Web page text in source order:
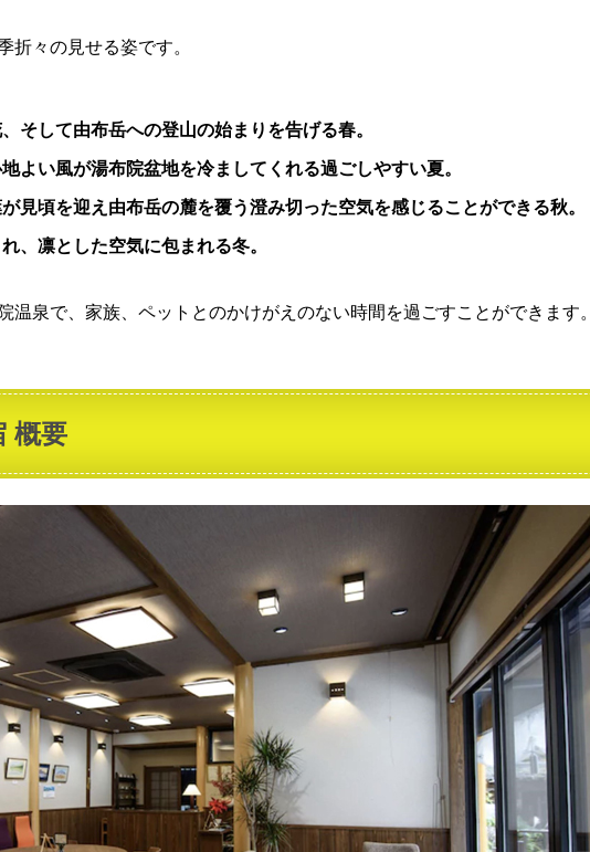
折々の見せる姿です。
そして由布岳への登山の始まりを告げる春。
よい風が湯布院盆地を冷ましてくれる過ごしやすい夏。
見頃を迎え由布岳の麓を覆う澄み切った空気を感じることができる秋。
、凛とした空気に包まれる冬。
温泉で、家族、ペットとのかけがえのない時間を過ごすことができます。
概要